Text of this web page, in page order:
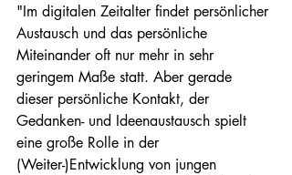
"Im digitalen Zeitalter findet persönlicher
Austausch und das persönliche
Miteinander oft nur mehr in sehr
geringem Maße statt. Aber gerade
dieser persönliche Kontakt, der
Gedanken- und Ideenaustausch spielt
eine große Rolle in der
(Weiter-)Entwicklung von jungen